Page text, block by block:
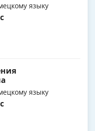
языку
языку